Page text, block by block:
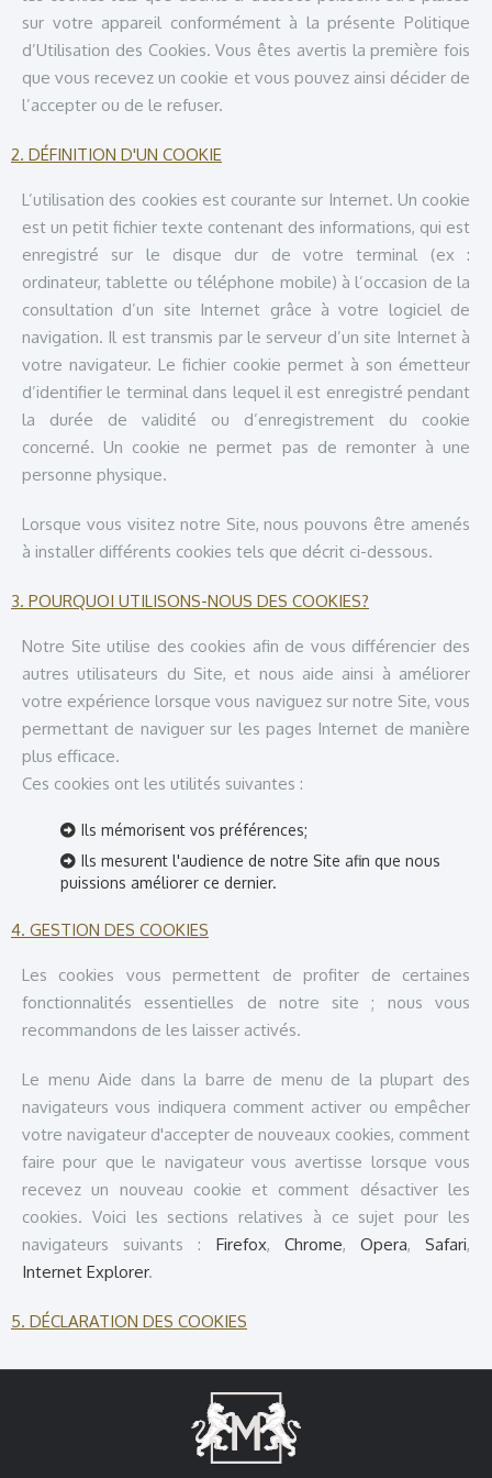
sur votre appareil conformément à la présente Politique
d’Utilisation des Cookies. Vous êtes avertis la première fois
que vous recevez un cookie et vous pouvez ainsi décider de
l’accepter ou de le refuser.
2. DÉFINITION D'UN COOKIE
L’utilisation des cookies est courante sur Internet. Un cookie
est un petit fichier texte contenant des informations, qui est
enregistré sur le disque dur de votre terminal (ex :
ordinateur, tablette ou téléphone mobile) à l’occasion de la
consultation d’un site Internet grâce à votre logiciel de
navigation. Il est transmis par le serveur d’un site Internet à
votre navigateur. Le fichier cookie permet à son émetteur
d’identifier le terminal dans lequel il est enregistré pendant
la durée de validité ou d’enregistrement du cookie
concerné. Un cookie ne permet pas de remonter à une
personne physique.
Lorsque vous visitez notre Site, nous pouvons être amenés
à installer différents cookies tels que décrit ci-dessous.
3. POURQUOI UTILISONS-NOUS DES COOKIES?
Notre Site utilise des cookies afin de vous différencier des
autres utilisateurs du Site, et nous aide ainsi à améliorer
votre expérience lorsque vous naviguez sur notre Site, vous
permettant de naviguer sur les pages Internet de manière
plus efficace.
Ces cookies ont les utilités suivantes :
Ils mémorisent vos préférences;
Ils mesurent l'audience de notre Site afin que nous
puissions améliorer ce dernier.
4. GESTION DES COOKIES
Les cookies vous permettent de profiter de certaines
fonctionnalités essentielles de notre site ; nous vous
recommandons de les laisser activés.
Le menu Aide dans la barre de menu de la plupart des
navigateurs vous indiquera comment activer ou empêcher
votre navigateur d'accepter de nouveaux cookies, comment
faire pour que le navigateur vous avertisse lorsque vous
recevez un nouveau cookie et comment désactiver les
cookies. Voici les sections relatives à ce sujet pour les
navigateurs suivants : Firefox, Chrome, Opera,Safari,
Internet Explorer.
5. DÉCLARATION DES COOKIES